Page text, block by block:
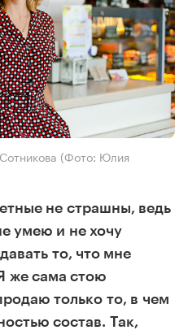
(Фото: Юлия
не страшны, ведь
умею и не хочу
то, что мне
же сама стою
только то, в чем
состав. Так,